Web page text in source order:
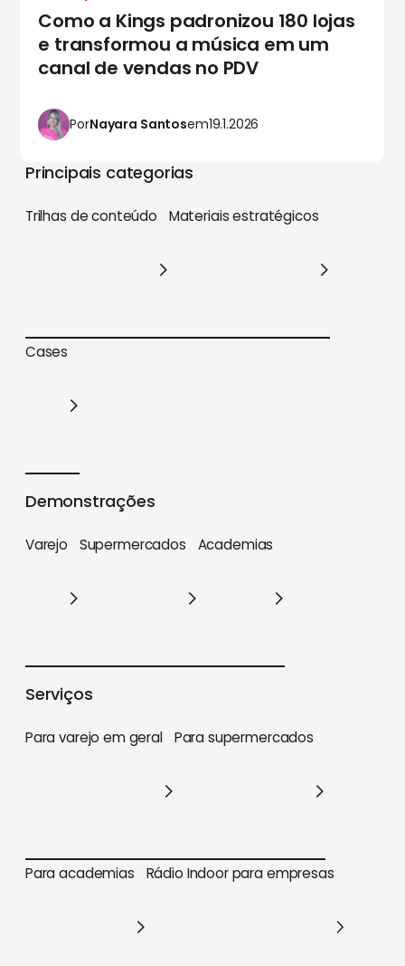
Como a Kings padronizou 180 lojas
e transformou a música em um
canal de vendas no PDV
PorNayara Santosem19.1.2026
Principais categorias
Trilhas de conteúdo
Trilhas de conteúdo
Materiais estratégicos
Cases
Demonstrações
Varejo Supermercados Academias
Serviços
Para varejo em geral
Para varejo em geral
Para supermercados
Para supermercados
Para academias Rádio Indoor para empresas